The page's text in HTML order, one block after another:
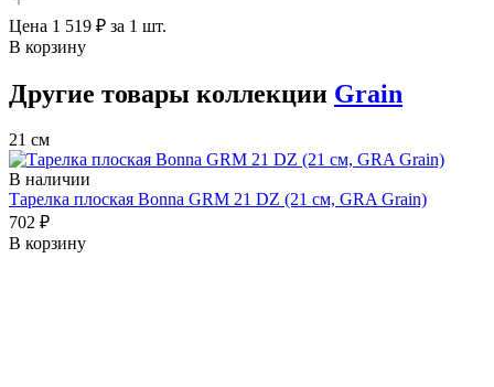
Цена 1 519 ₽ за 1 шт.
В корзину
Другие товары коллекции Grain
21 см
В наличии
Тарелка плоская Bonna GRM 21 DZ (21 см, GRA Grain)
702 ₽
В корзину